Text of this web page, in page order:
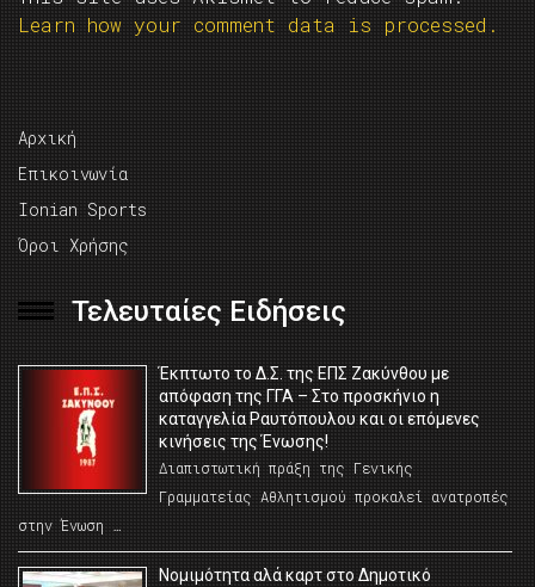
Learn how your comment data is processed.
Αρχική
Επικοινωνία
Ionian Sports
Όροι Χρήσης
Τελευταίες Ειδήσεις
Έκπτωτο το Δ.Σ. της ΕΠΣ Ζακύνθου με
απόφαση της ΓΓΑ – Στο προσκήνιο η
καταγγελία Ραυτόπουλου και οι επόμενες
κινήσεις της Ένωσης!
Διαπιστωτική πράξη της Γενικής
Γραμματείας Αθλητισμού προκαλεί ανατροπές
στην Ένωση …
Νομιμότητα αλά καρτ στο Δημοτικό